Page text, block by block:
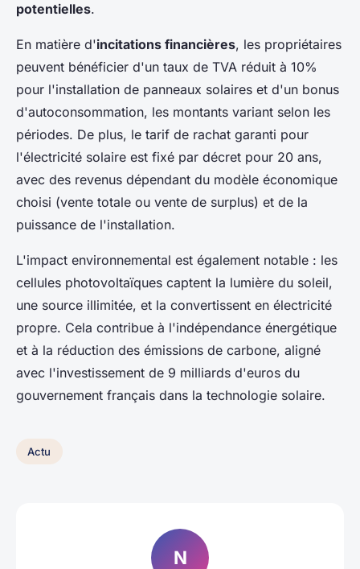
potentielles.
En matière d'incitations financières, les propriétaires
peuvent bénéficier d'un taux de TVA réduit à 10%
pour l'installation de panneaux solaires et d'un bonus
d'autoconsommation, les montants variant selon les
périodes. De plus, le tarif de rachat garanti pour
l'électricité solaire est fixé par décret pour 20 ans,
avec des revenus dépendant du modèle économique
choisi (vente totale ou vente de surplus) et de la
puissance de l'installation.
L'impact environnemental est également notable : les
cellules photovoltaïques captent la lumière du soleil,
une source illimitée, et la convertissent en électricité
propre. Cela contribue à l'indépendance énergétique
et à la réduction des émissions de carbone, aligné
avec l'investissement de 9 milliards d'euros du
gouvernement français dans la technologie solaire.
Actu
N